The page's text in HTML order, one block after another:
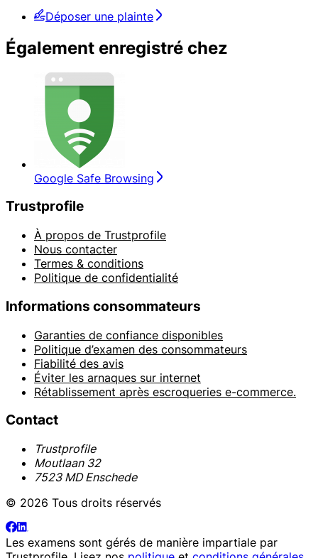
Déposer une plainte
Également enregistré chez
Google Safe Browsing
Trustprofile
À propos de Trustprofile
Nous contacter
Termes & conditions
Politique de confidentialité
Informations consommateurs
Garanties de confiance disponibles
Politique d’examen des consommateurs
Fiabilité des avis
Éviter les arnaques sur internet
Rétablissement après escroqueries e-commerce.
Contact
Trustprofile
Moutlaan 32
7523 MD Enschede
© 2026 Tous droits réservés
Les examens sont gérés de manière impartiale par